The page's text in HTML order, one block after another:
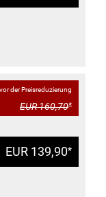
der Preisreduzierung
EUR 160,70*
EUR 139,90*